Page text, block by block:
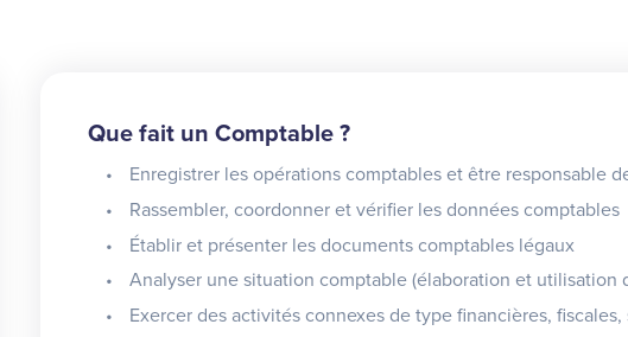
Que fait un Comptable ?
Enregistrer les opérations comptables et être responsable
Rassembler, coordonner et vérifier les données comptables
Établir et présenter les documents comptables légaux
Analyser une situation comptable (élaboration et utilisation
Exercer des activités connexes de type financières,